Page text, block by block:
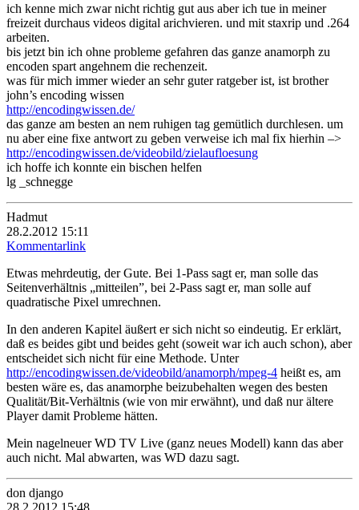
ich kenne mich zwar nicht richtig gut aus aber ich tue in meiner
freizeit durchaus videos digital arichvieren. und mit staxrip und .264
arbeiten.
bis jetzt bin ich ohne probleme gefahren das ganze anamorph zu
encoden spart angehnem die rechenzeit.
was für mich immer wieder an sehr guter ratgeber ist, ist brother
john’s encoding wissen
http://encodingwissen.de/
das ganze am besten an nem ruhigen tag gemütlich durchlesen. um
nu aber eine fixe antwort zu geben verweise ich mal fix hierhin –>
http://encodingwissen.de/videobild/zielaufloesung
ich hoffe ich konnte ein bischen helfen
lg _schnegge
Hadmut
28.2.2012 15:11
Kommentarlink
Etwas mehrdeutig, der Gute. Bei 1-Pass sagt er, man solle das
Seitenverhältnis „mitteilen”, bei 2-Pass sagt er, man solle auf
quadratische Pixel umrechnen.
In den anderen Kapitel äußert er sich nicht so eindeutig. Er erklärt,
daß es beides gibt und beides geht (soweit war ich auch schon), aber
entscheidet sich nicht für eine Methode. Unter
http://encodingwissen.de/videobild/anamorph/mpeg-4 heißt es, am
besten wäre es, das anamorphe beizubehalten wegen des besten
Qualität/Bit-Verhältnis (wie von mir erwähnt), und daß nur ältere
Player damit Probleme hätten.
Mein nagelneuer WD TV Live (ganz neues Modell) kann das aber
auch nicht. Mal abwarten, was WD dazu sagt.
don django
28.2.2012 15:48